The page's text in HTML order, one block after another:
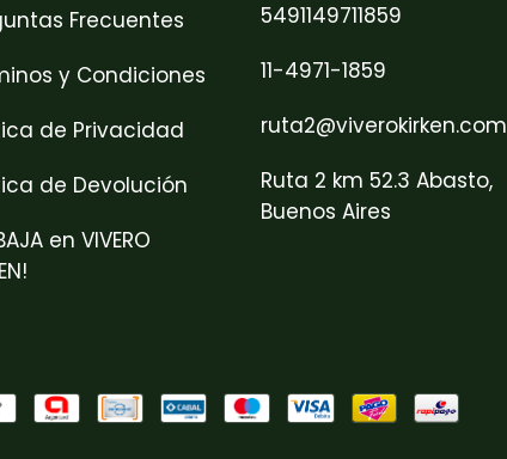
Frecuentes
y Condiciones
de Privacidad
de Devolución
en VIVERO
5491149711859
11-4971-1859
ruta2@viverokirken.com
Ruta 2 km 52.3 Abasto,
Buenos Aires